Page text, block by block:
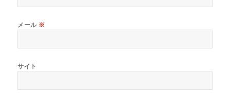
メール ※
サイト